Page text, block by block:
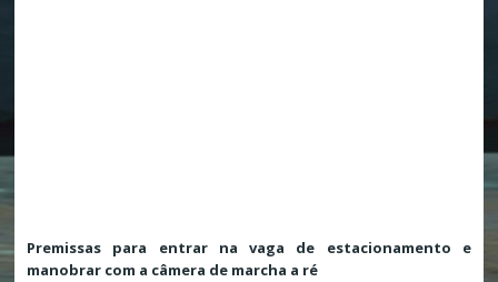
Premissas para entrar na vaga de estacionamento e
manobrar com a câmera de marcha a ré